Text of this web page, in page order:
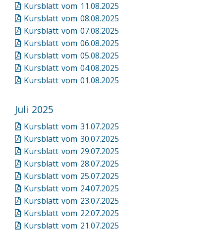
Kursblatt vom 11.08.2025
Kursblatt vom 08.08.2025
Kursblatt vom 07.08.2025
Kursblatt vom 06.08.2025
Kursblatt vom 05.08.2025
Kursblatt vom 04.08.2025
Kursblatt vom 01.08.2025
Juli 2025
Kursblatt vom 31.07.2025
Kursblatt vom 30.07.2025
Kursblatt vom 29.07.2025
Kursblatt vom 28.07.2025
Kursblatt vom 25.07.2025
Kursblatt vom 24.07.2025
Kursblatt vom 23.07.2025
Kursblatt vom 22.07.2025
Kursblatt vom 21.07.2025